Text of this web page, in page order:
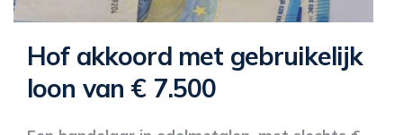
Hof akkoord met gebruikelijk
loon van € 7.500